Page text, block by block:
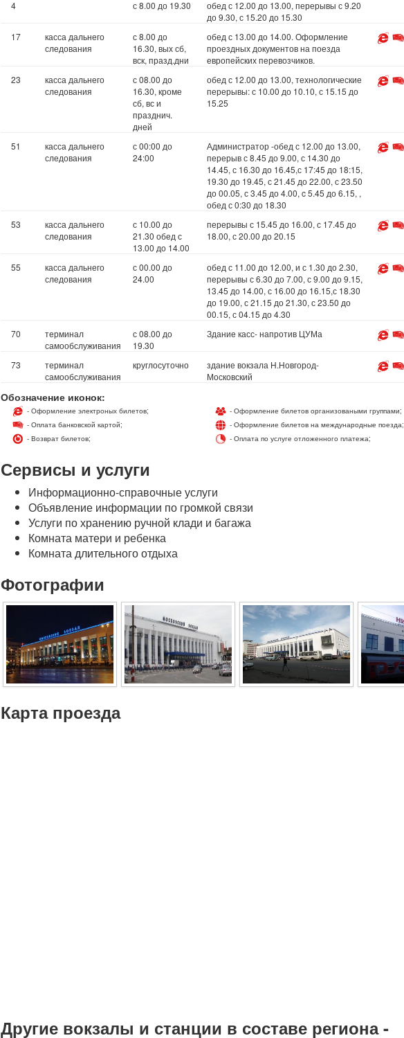
4 с 8.00 до 19.30
обед с 12.00 до 13.00, перерывы с 9.20
до 9.30, с 15.20 до 15.30
17
касса дальнего
следования
с 8.00 до
16.30, вых сб,
вск, празд.дни
обед с 13.00 до 14.00. Оформление
проездных документов на поезда
европейских перевозчиков.
23
касса дальнего
следования
с 08.00 до
16.30, кроме
сб, вс и
празднич.
дней
обед с 12.00 до 13.00, технологические
перерывы: с 10.00 до 10.10, с 15.15 до
15.25
51
касса дальнего
следования
с 00:00 до
24:00
Администратор -обед с 12.00 до 13.00,
перерыв с 8.45 до 9.00, с 14.30 до
14.45, с 16.30 до 16.45,с 17:45 до 18:15,
19.30 до 19.45, с 21.45 до 22.00, с 23.50
до 00.05, с 3.45 до 4.00, c 5.45 до 6.15, ,
обед с 0:30 до 18.30
53
касса дальнего
следования
с 10.00 до
21.30 обед с
13.00 до 14.00
перерывы с 15.45 до 16.00, с 17.45 до
18.00, с 20.00 до 20.15
55
касса дальнего
следования
с 00.00 до
24.00
обед с 11.00 до 12.00, и с 1.30 до 2.30,
перерывы с 6.30 до 7.00, с 9.00 до 9.15,
13.45 до 14.00, с 16.00 до 16.15,с 18.30
до 19.00, с 21.15 до 21.30, с 23.50 до
00.15, с 04.15 до 4.30
70
терминал
самообслуживания
с 08.00 до
19.30
Здание касс- напротив ЦУМа
73
терминал
самообслуживания
круглосуточно
здание вокзала Н.Новгород-
Московский
Обозначение иконок:
- Оформление электроных билетов;
- Оплата банковской картой;
- Возврат билетов;
- Оформление билетов организоваными группами;
- Оформление билетов на международные поезда;
- Оплата по услуге отложенного платежа;
Сервисы и услуги
Информационно-справочные услуги
Объявление информации по громкой связи
Услуги по хранению ручной клади и багажа
Комната матери и ребенка
Комната длительного отдыха
Фотографии
Карта проезда
Другие вокзалы и станции в составе региона -